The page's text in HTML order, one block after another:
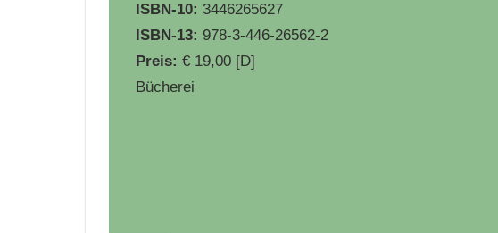
ISBN-10: 3446265627
ISBN-13: 978-3-446-26562-2
Preis: € 19,00 [D]
Bücherei